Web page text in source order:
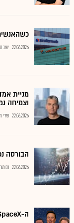
22.06.2026 יואב
וצמיחה
22.06.2026 שירי
הבורסה
22.06.2026 רם
ה-SpaceX הבאה? שתי מניות חלל עם אפסייד של עד 61%